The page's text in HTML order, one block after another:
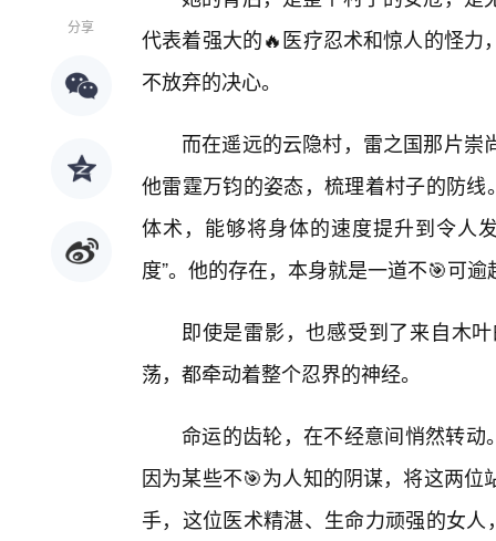
分享
代表着强大的🔥医疗忍术和惊人的怪
不放弃的决心。
而在遥远的云隐村，雷之国那片
他雷霆万钧的姿态，梳理着村子的防
体术，能够将身体的速度提升到令人
度”。他的存在，本身就是一道不🎯可逾
即使是雷影，也感受到了来自木
荡，都牵动着整个忍界的神经。
命运的齿轮，在不经意间悄然转动
因为某些不🎯为人知的阴谋，将这两
手，这位医术精湛、生命力顽强的女